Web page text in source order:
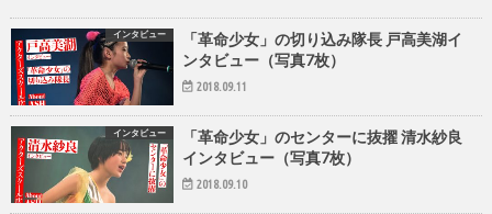
インタビュー
「革命少女」の切り込み隊長 戸高美湖イ
ンタビュー（写真7枚）
2018.09.11
インタビュー
「革命少女」のセンターに抜擢 清水紗良
インタビュー（写真7枚）
2018.09.10